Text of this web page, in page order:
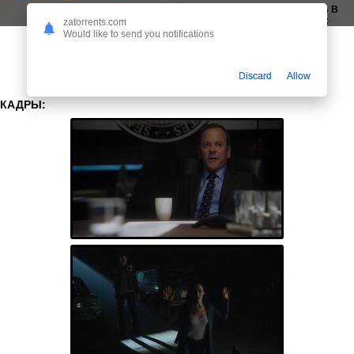
ДОБАВИТЬ В
ЗАКЛАДКИ:
КАДРЫ:
zatorrents.com
Would like to send you notifications
Discard Allow